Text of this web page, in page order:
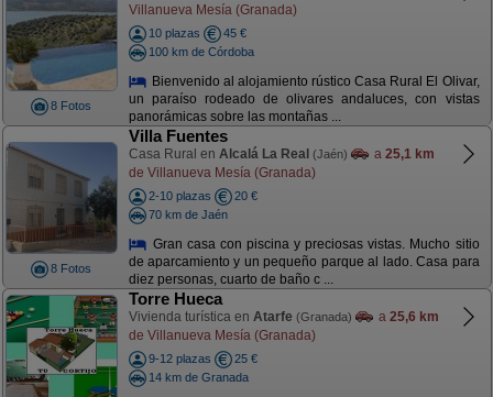
8 Fotos
Villanueva Mesía (Granada)
10 plazas
45 €
100 km de Córdoba
Bienvenido al alojamiento rústico Casa Rural El Olivar,
un paraíso rodeado de olivares andaluces, con vistas
panorámicas sobre las montañas ...
8 Fotos
Villa Fuentes
Casa Rural en Alcalá La Real (Jaén) a 25,1 km
de Villanueva Mesía (Granada)
2-10 plazas
20 €
70 km de Jaén
Gran casa con piscina y preciosas vistas. Mucho sitio
de aparcamiento y un pequeño parque al lado. Casa para
diez personas, cuarto de baño c ...
Torre Hueca
Vivienda turística en Atarfe (Granada) a 25,6 km
de Villanueva Mesía (Granada)
9-12 plazas
25 €
14 km de Granada